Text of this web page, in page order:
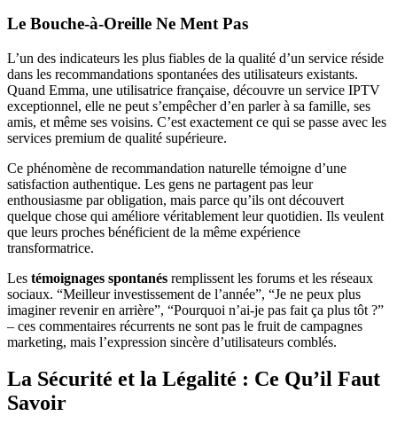
Le Bouche-à-Oreille Ne Ment Pas
L’un des indicateurs les plus fiables de la qualité d’un service réside
dans les recommandations spontanées des utilisateurs existants.
Quand Emma, une utilisatrice française, découvre un service IPTV
exceptionnel, elle ne peut s’empêcher d’en parler à sa famille, ses
amis, et même ses voisins. C’est exactement ce qui se passe avec les
services premium de qualité supérieure.
Ce phénomène de recommandation naturelle témoigne d’une
satisfaction authentique. Les gens ne partagent pas leur
enthousiasme par obligation, mais parce qu’ils ont découvert
quelque chose qui améliore véritablement leur quotidien. Ils veulent
que leurs proches bénéficient de la même expérience
transformatrice.
Les témoignages spontanés remplissent les forums et les réseaux
sociaux. “Meilleur investissement de l’année”, “Je ne peux plus
imaginer revenir en arrière”, “Pourquoi n’ai-je pas fait ça plus tôt ?”
– ces commentaires récurrents ne sont pas le fruit de campagnes
marketing, mais l’expression sincère d’utilisateurs comblés.
La Sécurité et la Légalité : Ce Qu’il Faut
Savoir